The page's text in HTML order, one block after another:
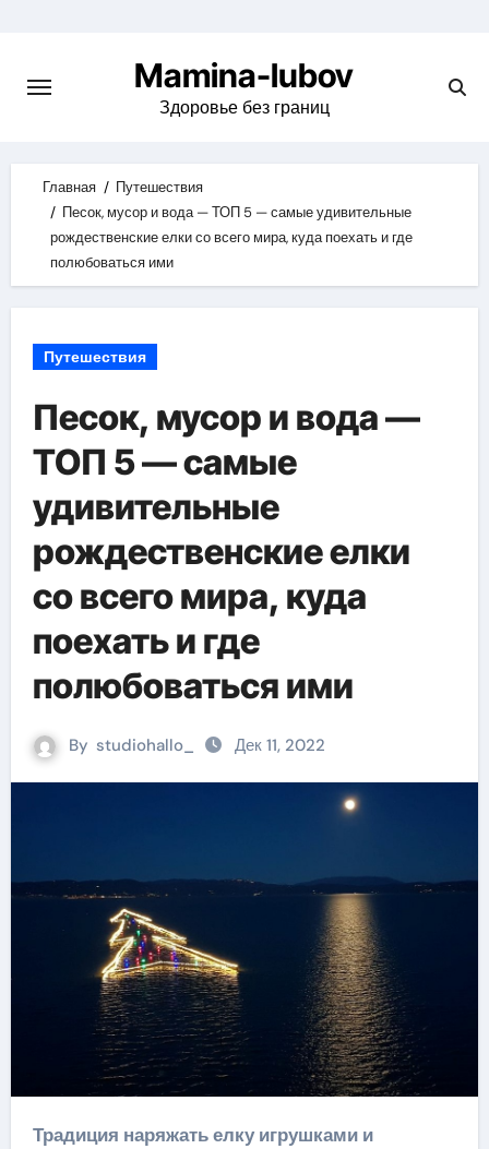
content
Mamina-lubov
Здоровье без границ
Главная
Путешествия
Песок, мусор и вода — ТОП 5 — самые удивительные
рождественские елки со всего мира, куда поехать и где
полюбоваться ими
Путешествия
Песок, мусор и вода —
ТОП 5 — самые
удивительные
рождественские елки
со всего мира, куда
поехать и где
полюбоваться ими
By studiohallo_ Дек 11, 2022
Традиция наряжать елку игрушками и